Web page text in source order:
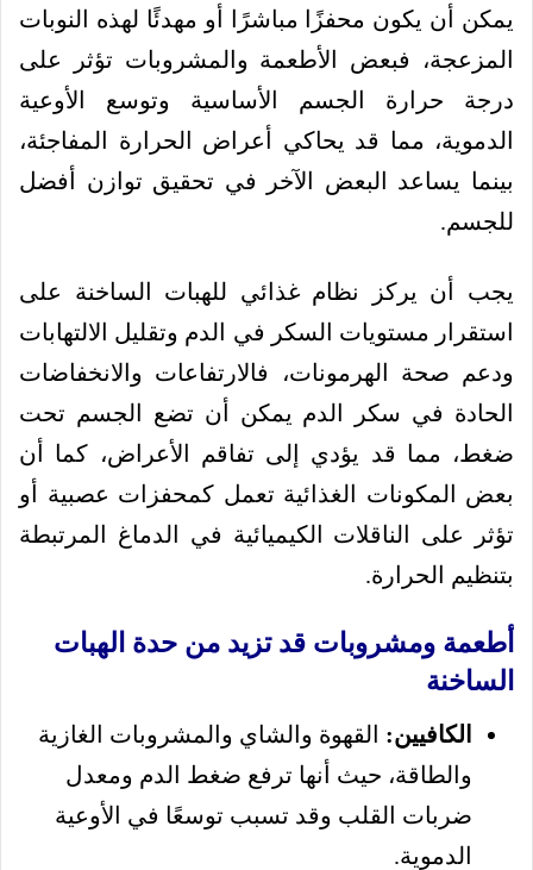
يمكن أن يكون محفزًا مباشرًا أو مهدئًا لهذه النوبات
المزعجة، فبعض الأطعمة والمشروبات تؤثر على
درجة حرارة الجسم الأساسية وتوسع الأوعية
الدموية، مما قد يحاكي أعراض الحرارة المفاجئة،
بينما يساعد البعض الآخر في تحقيق توازن أفضل
للجسم.
يجب أن يركز نظام غذائي للهبات الساخنة على
استقرار مستويات السكر في الدم وتقليل الالتهابات
ودعم صحة الهرمونات، فالارتفاعات والانخفاضات
الحادة في سكر الدم يمكن أن تضع الجسم تحت
ضغط، مما قد يؤدي إلى تفاقم الأعراض، كما أن
بعض المكونات الغذائية تعمل كمحفزات عصبية أو
تؤثر على الناقلات الكيميائية في الدماغ المرتبطة
بتنظيم الحرارة.
أطعمة ومشروبات قد تزيد من حدة الهبات
الساخنة
الكافيين: القهوة والشاي والمشروبات الغازية
والطاقة، حيث أنها ترفع ضغط الدم ومعدل
ضربات القلب وقد تسبب توسعًا في الأوعية
الدموية.